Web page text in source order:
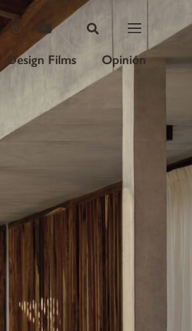
Design Films Opinión